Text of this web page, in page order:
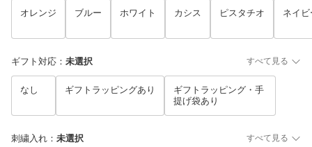
オレンジ ブルー ホワイト カシス ピスタチオ ネイビ
ギフト対応 ： 未選択 すべて見る
なし ギフトラッピングあり
ギフトラッピング・手
提げ袋あり
刺繍入れ ： 未選択 すべて見る